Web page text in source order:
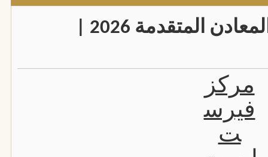
مركز
فيرس
ت